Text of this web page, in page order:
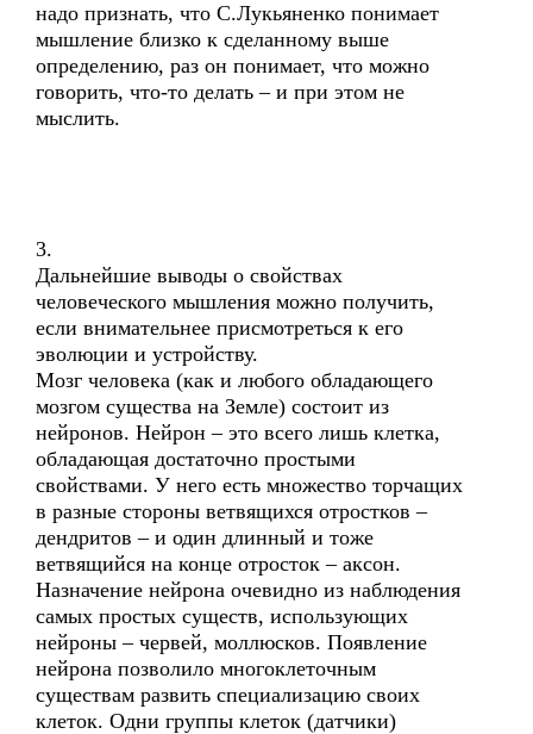
надо признать, что С.Лукьяненко понимает
мышление близко к сделанному выше
определению, раз он понимает, что можно
говорить, что-то делать – и при этом не
мыслить.
3.
Дальнейшие выводы о свойствах
человеческого мышления можно получить,
если внимательнее присмотреться к его
эволюции и устройству.
Мозг человека (как и любого обладающего
мозгом существа на Земле) состоит из
нейронов. Нейрон – это всего лишь клетка,
обладающая достаточно простыми
свойствами. У него есть множество торчащих
в разные стороны ветвящихся отростков –
дендритов – и один длинный и тоже
ветвящийся на конце отросток – аксон.
Назначение нейрона очевидно из наблюдения
самых простых существ, использующих
нейроны – червей, моллюсков. Появление
нейрона позволило многоклеточным
существам развить специализацию своих
клеток. Одни группы клеток (датчики)